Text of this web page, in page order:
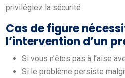
privilégiez la sécurité.
Cas de figure
l’intervention d’un
Si vous n’êtes pas à l’aise
Si le problème persiste